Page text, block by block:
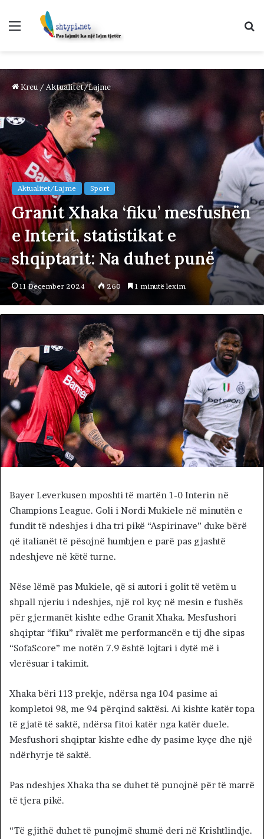
Menu
Kreu / Aktualitet/Lajme
Aktualitet/Lajme Sport
Granit Xhaka ‘fiku’ mesfushën
e Interit, statistikat e
shqiptarit: Na duhet punë
11 December 2024 260 1 minutë lexim
Bayer Leverkusen mposhti të martën 1-0 Interin në
Champions League. Goli i Nordi Mukiele në minutën e
fundit të ndeshjes i dha tri pikë “Aspirinave” duke bërë
që italianët të pësojnë humbjen e parë pas gjashtë
ndeshjeve në këtë turne.
Nëse lëmë pas Mukiele, që si autori i golit të vetëm u
shpall njeriu i ndeshjes, një rol kyç në mesin e fushës
për gjermanët kishte edhe Granit Xhaka. Mesfushori
shqiptar “fiku” rivalët me performancën e tij dhe sipas
“SofaScore” me notën 7.9 është lojtari i dytë më i
vlerësuar i takimit.
Xhaka bëri 113 prekje, ndërsa nga 104 pasime ai
kompletoi 98, me 94 përqind saktësi. Ai kishte katër topa
të gjatë të saktë, ndërsa fitoi katër nga katër duele.
Mesfushori shqiptar kishte edhe dy pasime kyçe dhe një
ndërhyrje të saktë.
Pas ndeshjes Xhaka tha se duhet të punojnë për të marrë
të tjera pikë.
“Të gjithë duhet të punojmë shumë deri në Krishtlindje.